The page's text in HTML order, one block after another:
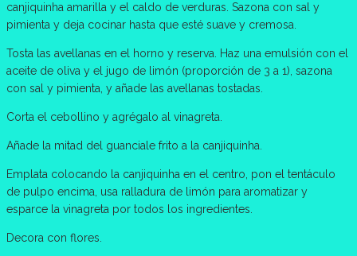
canjiquinha amarilla y el caldo de verduras. Sazona con sal y
pimienta y deja cocinar hasta que esté suave y cremosa.
Tosta las avellanas en el horno y reserva. Haz una emulsión con el
aceite de oliva y el jugo de limón (proporción de 3 a 1), sazona
con sal y pimienta, y añade las avellanas tostadas.
Corta el cebollino y agrégalo al vinagreta.
Añade la mitad del guanciale frito a la canjiquinha.
Emplata colocando la canjiquinha en el centro, pon el tentáculo
de pulpo encima, usa ralladura de limón para aromatizar y
esparce la vinagreta por todos los ingredientes.
Decora con flores.